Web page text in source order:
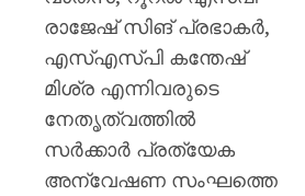
രാജേഷ് സിങ് പ്രഭാകര്‍,
എസ്എസ്പി കന്തേഷ്
മിശ്ര എന്നിവരുടെ
നേതൃത്വത്തില്‍
സർക്കാർ പ്രത്യേക
അന്വേഷണ സംഘത്തെ